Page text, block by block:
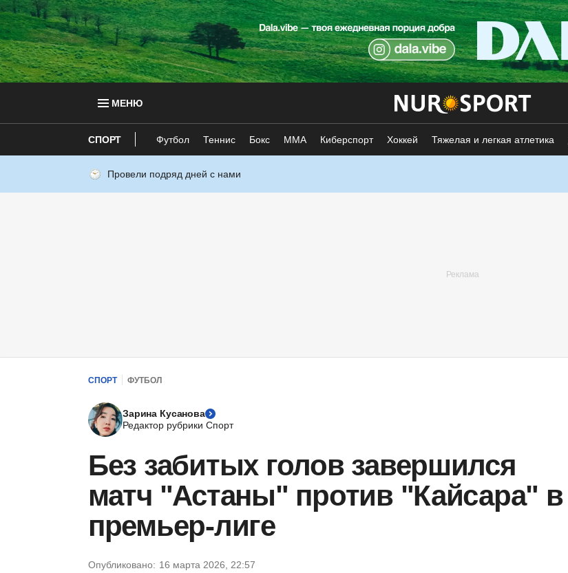
МЕНЮ
СПОРТ Футбол Теннис Бокс ММА Киберспорт Хоккей Тяжелая и легкая атлетика
Провели подряд дней с нами
СПОРТ ФУТБОЛ
Зарина Кусанова
Редактор рубрики Спорт
Без забитых голов завершился
матч "Астаны" против "Кайсара" в
премьер-лиге
Опубликовано: 16 марта 2026, 22:57